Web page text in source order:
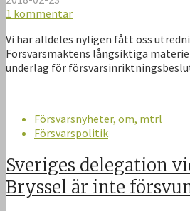
1 kommentar
Vi har alldeles nyligen fått oss
Försvarsmaktens långsiktiga
underlag för
Försvarsnyheter, om, mtrl
Försvarspolitik
Sveriges delegation
Bryssel är inte